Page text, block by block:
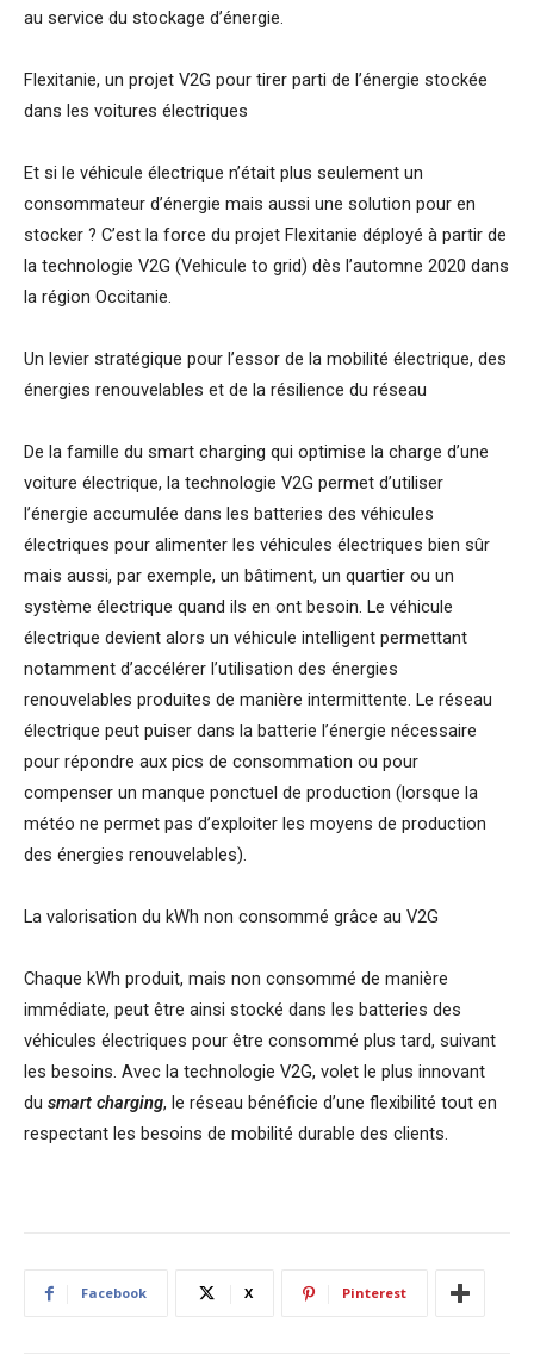
au service du stockage d’énergie.
Flexitanie, un projet V2G pour tirer parti de l’énergie stockée
dans les voitures électriques
Et si le véhicule électrique n’était plus seulement un
consommateur d’énergie mais aussi une solution pour en
stocker ? C’est la force du projet Flexitanie déployé à partir de
la technologie V2G (Vehicule to grid) dès l’automne 2020 dans
la région Occitanie.
Un levier stratégique pour l’essor de la mobilité électrique, des
énergies renouvelables et de la résilience du réseau
De la famille du smart charging qui optimise la charge d’une
voiture électrique, la technologie V2G permet d’utiliser
l’énergie accumulée dans les batteries des véhicules
électriques pour alimenter les véhicules électriques bien sûr
mais aussi, par exemple, un bâtiment, un quartier ou un
système électrique quand ils en ont besoin. Le véhicule
électrique devient alors un véhicule intelligent permettant
notamment d’accélérer l’utilisation des énergies
renouvelables produites de manière intermittente. Le réseau
électrique peut puiser dans la batterie l’énergie nécessaire
pour répondre aux pics de consommation ou pour
compenser un manque ponctuel de production (lorsque la
météo ne permet pas d’exploiter les moyens de production
des énergies renouvelables).
La valorisation du kWh non consommé grâce au V2G
Chaque kWh produit, mais non consommé de manière
immédiate, peut être ainsi stocké dans les batteries des
véhicules électriques pour être consommé plus tard, suivant
les besoins. Avec la technologie V2G, volet le plus innovant
du smart charging, le réseau bénéficie d’une flexibilité tout en
respectant les besoins de mobilité durable des clients.
Facebook X Pinterest